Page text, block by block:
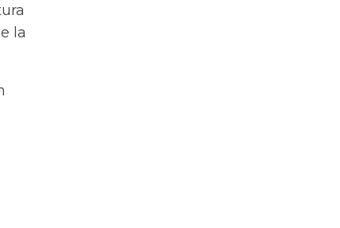
la